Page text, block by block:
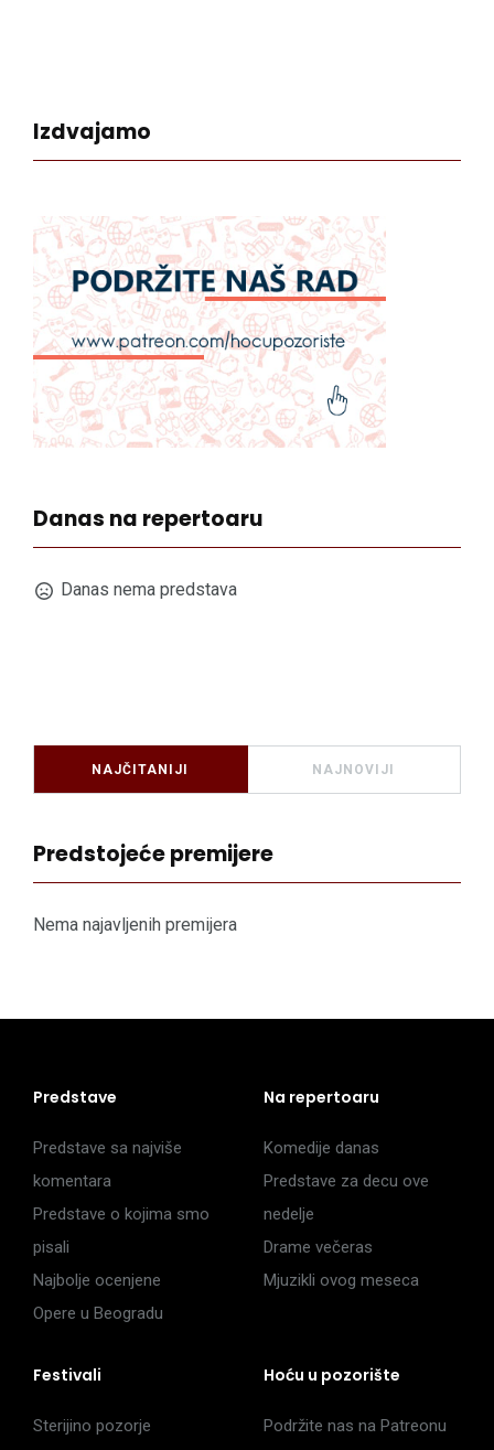
Izdvajamo
Danas na repertoaru
Danas nema predstava
NAJČITANIJI NAJNOVIJI
Predstojeće premijere
Nema najavljenih premijera
Predstave
Predstave sa najviše
komentara
Predstave o kojima smo
pisali
Najbolje ocenjene
Opere u Beogradu
Na repertoaru
Komedije danas
Predstave za decu ove
nedelje
Drame večeras
Mjuzikli ovog meseca
Festivali
Sterijino pozorje
Hoću u pozorište
Podržite nas na Patreonu